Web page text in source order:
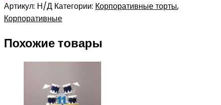
Артикул: Н/Д Категории: Корпоративные торты,
Корпоративные
Похожие товары